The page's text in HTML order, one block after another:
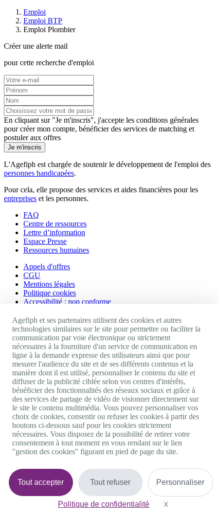
Emploi
Emploi BTP
Emploi Plombier
Créer une alerte mail
pour cette recherche d'emploi
En cliquant sur "Je m'inscris", j'accepte les conditions générales
pour créer mon compte, bénéficier des services de matching et
postuler aux offres
Je m'inscris
L'Agefiph est chargée de soutenir le développement de l'emploi des
personnes handicapées.
Pour cela, elle propose des services et aides financières pour les
entreprises et les personnes.
FAQ
Centre de ressources
Lettre d’information
Espace Presse
Ressources humaines
Appels d'offres
CGU
Mentions légales
Politique cookies
Accessibilité : non conforme
Nos autres sites
Site portail Agefiph
Activateur de progrès
Handinnov
Innovation et recherche
Université du RRH
Service AppuiPro
Nous suivre
Youtube
Linkedin
Facebook
Twitter
0 800 11 10 09Services & appel gratuitsDe 9h à 18h.
Nous contacter
Plateforme de mise en contact LSF
Gestion des cookies
Agefiph et ses partenaires utilisent des cookies et autres
technologies similaires sur le site pour permettre ou faciliter la
communication par voie électronique ou strictement
nécessaires à la fourniture d'un service de communication en
ligne à la demande expresse des utilisateurs ainsi que pour
mesurer l'audience du site et de ses différents contenus et la
manière dont il est utilisé, personnaliser le contenu du site et
diffuser de la publicité ciblée selon vos centres d'intérêts,
bénéficier des fonctionnalités des réseaux sociaux et grâce à
des services de partage de vidéo de visionner directement sur
le site le contenu multimédia. Vous pouvez personnaliser vos
choix de cookies, consentir ou refuser les cookies à partir des
boutons ci-dessous sauf pour les cookies strictement
nécessaires. Vous disposez de la possibilité de retirer votre
consentement à tout moment en vous rendant sur le lien
"gestion des cookies" figurant en pied de page du site.
Tout accepter Tout refuser Personnaliser
Politique de confidentialité X